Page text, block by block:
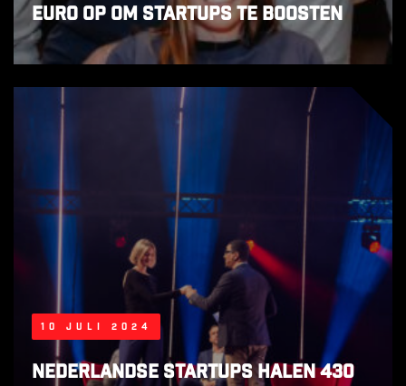
euro op om startups te boosten
10 juli 2024
Nederlandse startups halen 430